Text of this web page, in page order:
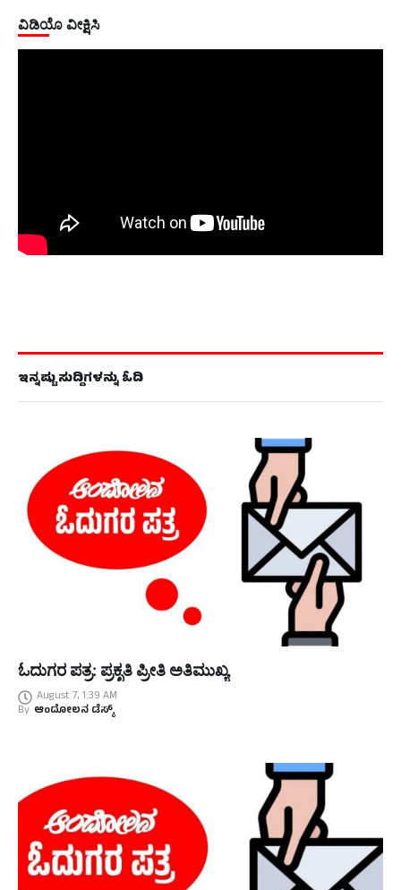
ವಿಡಿಯೊ ವೀಕ್ಷಿಸಿ
ಇನ್ನಷ್ಟು ಸುದ್ದಿಗಳನ್ನು ಓದಿ
ಓದುಗರ ಪತ್ರ: ಪ್ರಕೃತಿ ಪ್ರೀತಿ ಅತಿಮುಖ್ಯ
August 7, 1:39 AM
By ಆಂದೋಲನ ಡೆಸ್ಕ್